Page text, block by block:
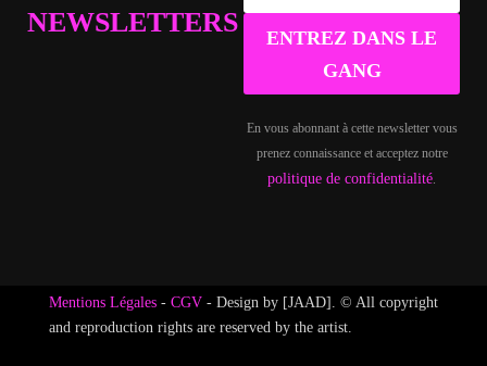
NEWSLETTERS
ENTREZ DANS LE
GANG
En vous abonnant à cette newsletter vous
prenez connaissance et acceptez notre
politique de confidentialité.
Mentions Légales- CGV- Design by [JAAD]. © All copyright
and reproduction rights are reserved by the artist.